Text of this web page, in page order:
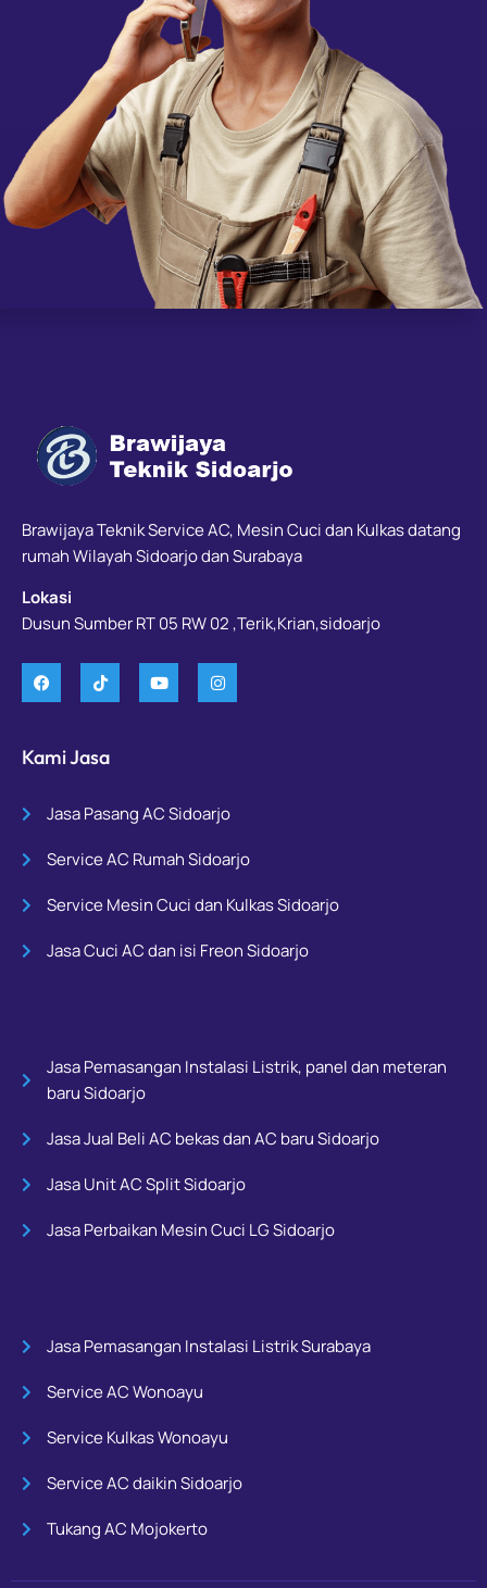
Brawijaya Teknik Service AC, Mesin Cuci dan Kulkas datang
rumah Wilayah Sidoarjo dan Surabaya
Lokasi
Dusun Sumber RT 05 RW 02 ,Terik,Krian,sidoarjo
Kami Jasa
Jasa Pasang AC Sidoarjo
Service AC Rumah Sidoarjo
Service Mesin Cuci dan Kulkas Sidoarjo
Jasa Cuci AC dan isi Freon Sidoarjo
Jasa Pemasangan Instalasi Listrik, panel dan meteran
baru Sidoarjo
Jasa Jual Beli AC bekas dan AC baru Sidoarjo
Jasa Unit AC Split Sidoarjo
Jasa Perbaikan Mesin Cuci LG Sidoarjo
Jasa Pemasangan Instalasi Listrik Surabaya
Service AC Wonoayu
Service Kulkas Wonoayu
Service AC daikin Sidoarjo
Tukang AC Mojokerto